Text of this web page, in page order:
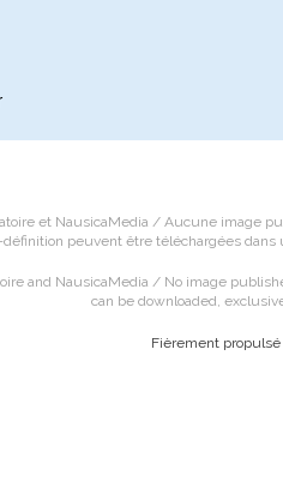
et NausicaMedia / Aucune image
peuvent être téléchargées
and NausicaMedia / No image
can be downloaded,
Fièrement propulsé